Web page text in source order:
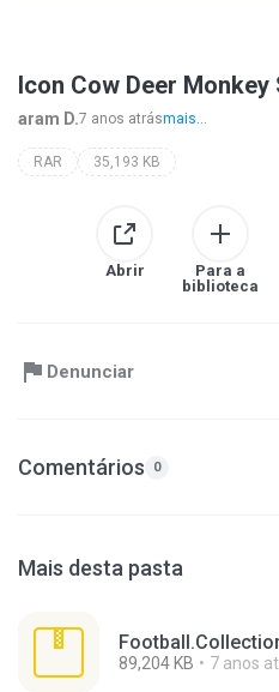
Icon Cow Deer Monkey
aram D.7 anos atrásmais...
RAR 35,193 KB
Abrir
Para a
biblioteca
Denunciar
Comentários 0
Mais desta pasta
89,204 KB 7 anos